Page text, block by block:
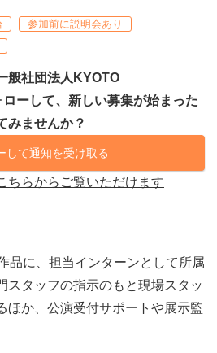
参加前に説明会あり
般社団法人KYOTO
ーして、新しい募集が始まった
みませんか？
して通知を受け取る
ちらからご覧いただけます
品に、担当インターンとして所属
スタッフの指示のもと現場スタッ
ほか、公演受付サポートや展示監